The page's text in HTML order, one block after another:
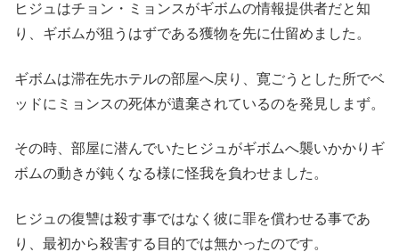
ヒジュはチョン・ミョンスがギボムの情報提供者だと知
り、ギボムが狙うはずである獲物を先に仕留めました。
ギボムは滞在先ホテルの部屋へ戻り、寛ごうとした所でベ
ッドにミョンスの死体が遺棄されているのを発見しまず。
その時、部屋に潜んでいたヒジュがギボムへ襲いかかりギ
ボムの動きが鈍くなる様に怪我を負わせました。
ヒジュの復讐は殺す事ではなく彼に罪を償わせる事であ
り、最初から殺害する目的では無かったのです。